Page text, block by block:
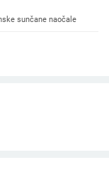
sunčane naočale